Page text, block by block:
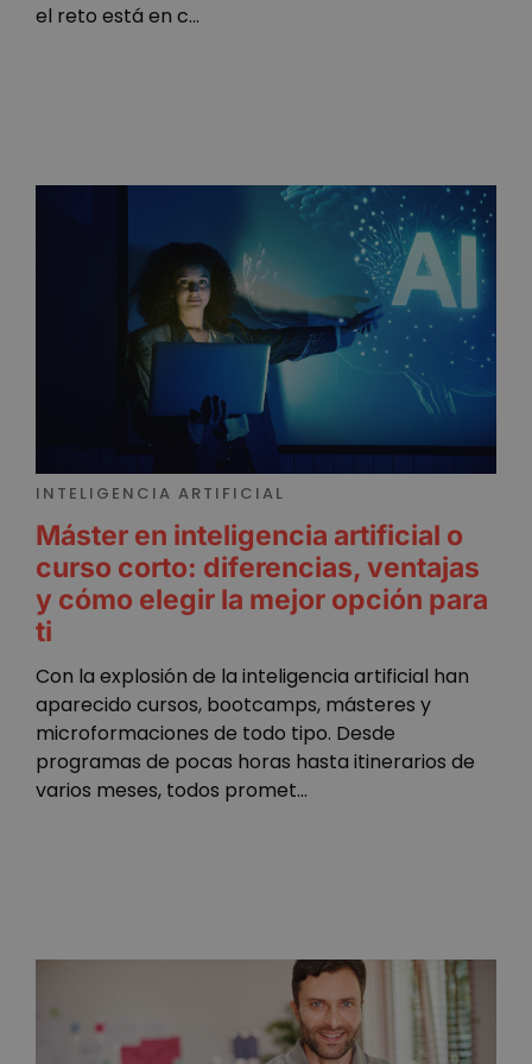
el reto está en c...
INTELIGENCIA ARTIFICIAL
Máster en inteligencia artificial o
curso corto: diferencias, ventajas
y cómo elegir la mejor opción para
ti
Con la explosión de la inteligencia artificial han
aparecido cursos, bootcamps, másteres y
microformaciones de todo tipo. Desde
programas de pocas horas hasta itinerarios de
varios meses, todos promet...
Cookies de rendimiento
funcionalidad principal del sitio web, como el inicio
de sesión de usuario y la gestión de cuentas. El sitio
web no se puede utilizar correctamente sin las
cookies estrictamente necesarias.
Proveedor/
Dominio
__cf_bm
Cloudflare Inc.
.vimeo.com
29 minutos
59
wordpress_test_cookie
Automattic Inc.
wanatopacademy.es
Sesión
Cloudflare Inc.
.activehosted.com
.youtube.com
Política de Privacidad de Google